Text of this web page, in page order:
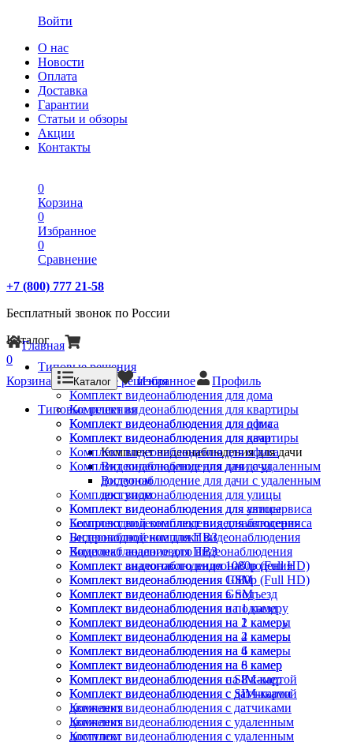
Войти
О нас
Новости
Оплата
Доставка
Гарантии
Статьи и обзоры
Акции
Контакты
0
Корзина
0
Избранное
0
Сравнение
+7 (800) 777 21-58
Бесплатный звонок по России
Каталог
Типовые решения
Типовые решения
Комплект видеонаблюдения для дома
Комплект видеонаблюдения для квартиры
Комплект видеонаблюдения для офиса
Комплект видеонаблюдения для дачи
Комплект видеонаблюдения для дачи
Видеонаблюдение для дачи с удаленным
доступом
Комплект видеонаблюдения для улицы
Комплект видеонаблюдения для автосервиса
Беспроводной комплект видеонаблюдения
Видеонаблюдение для ПВЗ
Комплект аналогового видеонаблюдения
Комплект видеонаблюдения 1080p (Full HD)
Комплект видеонаблюдения GSM
Комплект видеонаблюдения в подъезд
Комплект видеонаблюдения на 1 камеру
Комплект видеонаблюдения на 2 камеры
Комплект видеонаблюдения на 4 камеры
Комплект видеонаблюдения на 6 камер
Комплект видеонаблюдения на 8 камер
Комплект видеонаблюдения с SIM-картой
Комплект видеонаблюдения с датчиками
движения
Комплект видеонаблюдения с удаленным
доступом
Главная
0
Корзина
Каталог Избранное Профиль
Типовые решения
Комплект видеонаблюдения для дома
Комплект видеонаблюдения для квартиры
Комплект видеонаблюдения для офиса
Комплект видеонаблюдения для дачи
Видеонаблюдение для дачи с удаленным
доступом
Комплект видеонаблюдения для улицы
Комплект видеонаблюдения для автосервиса
Беспроводной комплект видеонаблюдения
Видеонаблюдение для ПВЗ
Комплект аналогового видеонаблюдения
Комплект видеонаблюдения 1080p (Full HD)
Комплект видеонаблюдения GSM
Комплект видеонаблюдения в подъезд
Комплект видеонаблюдения на 1 камеру
Комплект видеонаблюдения на 2 камеры
Комплект видеонаблюдения на 4 камеры
Комплект видеонаблюдения на 6 камер
Комплект видеонаблюдения на 8 камер
Комплект видеонаблюдения с SIM-картой
Комплект видеонаблюдения с датчиками
движения
Комплект видеонаблюдения с удаленным